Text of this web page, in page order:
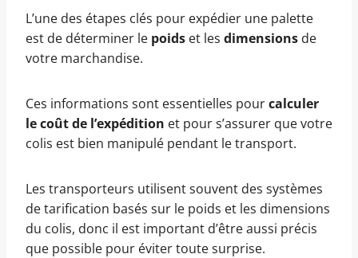
L’une des étapes clés pour expédier une palette
est de déterminer le poids et les dimensions de
votre marchandise.
Ces informations sont essentielles pourcalculer
le coût de l’expédition et pour s’assurer que votre
colis est bien manipulé pendant le transport.
Les transporteurs utilisent souvent des systèmes
de tarification basés sur le poids et les dimensions
du colis, donc il est important d’être aussi précis
que possible pour éviter toute surprise.